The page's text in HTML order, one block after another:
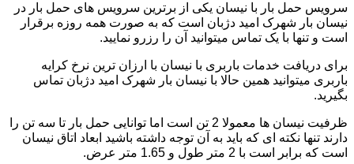
سرویس حمل بار با نیسان یکی از برترین سرویس های حمل بار در
نیسان بار شهرک امید دژبان است که به صورت همه روزه برقرار
است و تنها با یک تماس میتوانید آن را رزرو نمایید.
برای دریافت خدمات باربری با نیسان با ارزان ترین نرخ کرایه
باربری میتوانید همین حالا با نیسان بار شهرک امید دژبان تماس
بگیرید.
ظرفیت نیسان ها معمولا 2 تن است اما توانایی حمل بار تا سه تن را
دارند تنها نکته ای که باید به آن توجه داشته باشید ابعاد اتاق نیسان
است که برابر است با 2 متر طول و 1.65 متر عرض.